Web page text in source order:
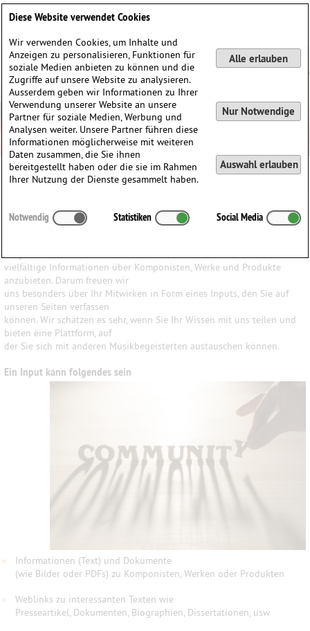
Ihr Input ist uns wichtig
vielfältige Informationen über Komponisten, Werke und Produkte
anzubieten. Darum freuen wir
uns besonders über Ihr Mitwirken in Form eines Inputs, den Sie auf
unseren Seiten verfassen
können. Wir schätzen es sehr, wenn Sie Ihr Wissen mit uns teilen und
bieten eine Plattform, auf
der Sie sich mit anderen Musikbegeisterten austauschen können.
Ein Input kann folgendes sein
»
Informationen (Text) und Dokumente
(wie Bilder oder PDFs) zu Komponisten, Werken oder Produkten
»
Weblinks zu interessanten Texten wie
Presseartikel, Dokumenten, Biographien, Dissertationen, usw
Diese Website verwendet Cookies
Wir verwenden Cookies, um Inhalte und
Anzeigen zu personalisieren, Funktionen für
soziale Medien anbieten zu können und die
Zugriffe auf unsere Website zu analysieren.
Ausserdem geben wir Informationen zu Ihrer
Verwendung unserer Website an unsere
Partner für soziale Medien, Werbung und
Analysen weiter. Unsere Partner führen diese
Informationen möglicherweise mit weiteren
Daten zusammen, die Sie ihnen
bereitgestellt haben oder die sie im Rahmen
Ihrer Nutzung der Dienste gesammelt haben.
Alle erlauben
Nur Notwendige
Auswahl erlauben
Notwendig Statistiken Social Media